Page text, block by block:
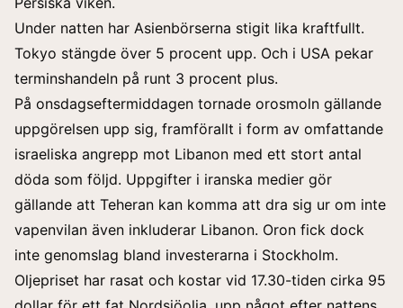
Under natten har Asienbörserna stigit lika kraftfullt.
Tokyo stängde över 5 procent upp. Och i USA pekar
terminshandeln på runt 3 procent plus.
På onsdagseftermiddagen tornade orosmoln gällande
uppgörelsen upp sig, framförallt i form av omfattande
israeliska angrepp mot Libanon med ett stort antal
döda som följd. Uppgifter i iranska medier gör
gällande att Teheran kan komma att dra sig ur om inte
vapenvilan även inkluderar Libanon. Oron fick dock
inte genomslag bland investerarna i Stockholm.
Oljepriset har rasat och kostar vid 17.30-tiden cirka 95